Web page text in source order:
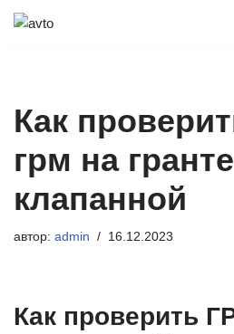
Как
грм на
клапанной
автор: admin 16.12.2023
Как проверить